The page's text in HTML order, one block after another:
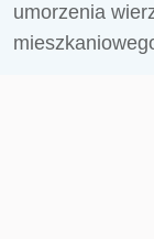
umorzenia